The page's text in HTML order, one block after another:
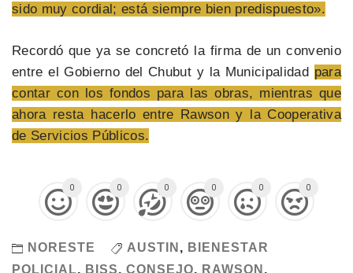
sido muy cordial; está siempre bien predispuesto».
Recordó que ya se concretó la firma de un convenio
entre el Gobierno del Chubut y la Municipalidad para
contar con los fondos para las obras, mientras que
ahora resta hacerlo entre Rawson y la Cooperativa
de Servicios Públicos.
0 0 0 0 0 0
NORESTE AUSTIN , BIENESTAR
POLICIAL, BISS, CONSEJO, RAWSON ,